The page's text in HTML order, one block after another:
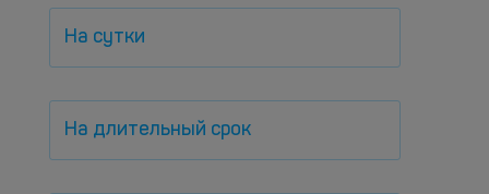
На сутки
На длительный срок